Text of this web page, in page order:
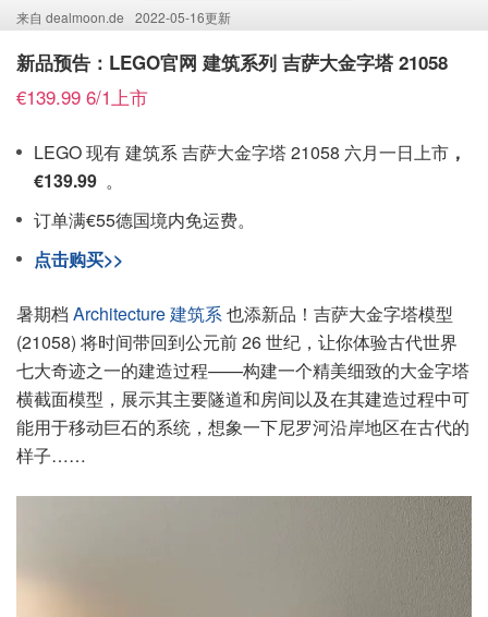
来自 dealmoon.de 2022-05-16更新
新品预告：LEGO官网 建筑系列 吉萨大金字塔 21058
€139.99 6/1上市
LEGO 现有 建筑系 吉萨大金字塔 21058 六月一日上市 ，
€139.99 。
订单满€55德国境内免运费。
点击购买>>
暑期档 Architecture 建筑系也添新品！吉萨大金字塔模型
(21058) 将时间带回到公元前 26 世纪，让你体验古代世界
七大奇迹之一的建造过程——构建一个精美细致的大金字塔
横截面模型，展示其主要隧道和房间以及在其建造过程中可
能用于移动巨石的系统，想象一下尼罗河沿岸地区在古代的
样子……